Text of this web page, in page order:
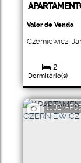
Valor de Venda
Czerniewicz,
2
Dormitório(s)
1
1332